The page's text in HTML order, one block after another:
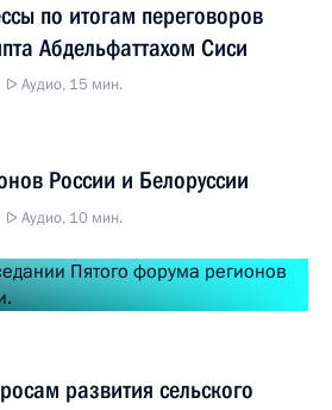
по итогам переговоров
Абдельфаттахом Сиси
Аудио, 15 мин.
России и Белоруссии
Аудио, 10 мин.
развития сельского